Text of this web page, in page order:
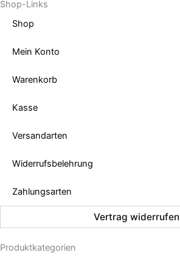
Shop-Links
Shop
Mein Konto
Warenkorb
Kasse
Versandarten
Widerrufsbelehrung
Zahlungsarten
Vertrag widerrufen
Produktkategorien